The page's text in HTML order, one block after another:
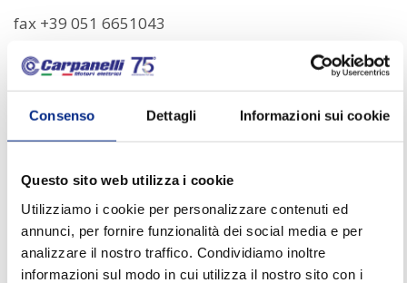
Consenso Dettagli Informazioni sui cookie
Questo sito web utilizza i cookie
Utilizziamo i cookie per personalizzare contenuti ed
annunci, per fornire funzionalità dei social media e per
analizzare il nostro traffico. Condividiamo inoltre
informazioni sul modo in cui utilizza il nostro sito con i
fax +39 051 6651043
sales@carpanelli.net